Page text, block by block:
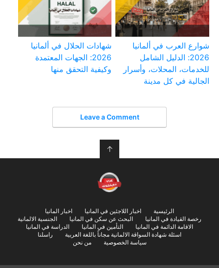
شوارع العرب في ألمانيا
2026: الدليل الشامل
للخدمات، المحلات، وأسرار
الجالية في كل مدينة
شهادات الحلال في ألمانيا
2026: الجهات المعتمدة
وكيفية التحقق منها
Leave a Comment
↑
الرئيسية اخبار اللاجئين في المانيا
اخبار المانيا
رخصة القيادة في المانيا
البحث عن سكن في المانيا
الجنسية الالمانية
الاقامة الدائمة في المانيا
التأمين في المانيا
الدراسة في المانيا
اسئلة شهادة السواقة الالمانية مجاناً باللغة العربية
راسلنا
سياسة الخصوصية
من نحن